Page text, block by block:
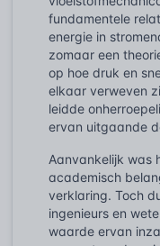
fundamentele
energie in
zomaar een
op hoe druk en
elkaar verweven
leidde
ervan uitgaande
Aanvankelijk was
academisch
verklaring. Toch
ingenieurs en
waarde ervan